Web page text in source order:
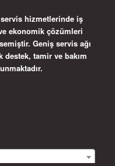
servis hizmetlerinde iş
ekonomik çözümleri
Geniş servis ağı
tamir ve bakım